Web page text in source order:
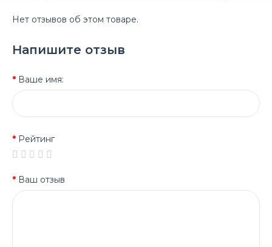
Нет отзывов об этом товаре.
Напишите отзыв
Ваше имя:
Рейтинг
Ваш отзыв